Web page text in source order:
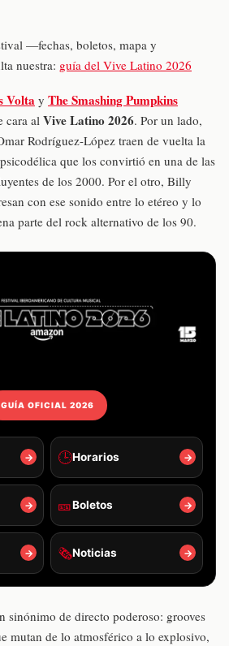
—fechas, boletos, mapa y
nuestra: guía del Vive Latino 2026
Volta y The Smashing Pumpkins
cara al Vive Latino 2026. Por un lado,
Rodríguez-López traen de vuelta la
que los convirtió en una de las
de los 2000. Por el otro, Billy
con ese sonido entre lo etéreo y lo
parte del rock alternativo de los 90.
GUÍA OFICIAL 2026
→ 🕒Horarios →
→ 🎫Boletos →
→ 🗞️Noticias →
sinónimo de directo poderoso: grooves
mutan de lo atmosférico a lo explosivo,